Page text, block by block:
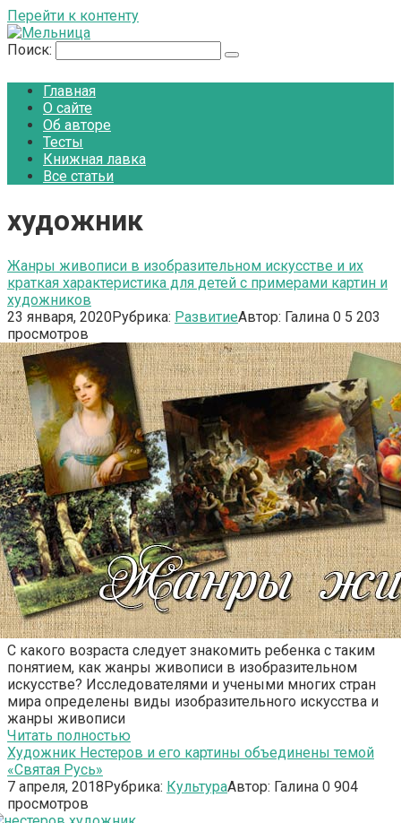
Перейти к контенту
Поиск:
Главная
О сайте
Об авторе
Тесты
Книжная лавка
Все статьи
художник
Жанры живописи в изобразительном искусстве и их
краткая характеристика для детей с примерами картин и
художников
23 января, 2020Рубрика: РазвитиеАвтор: Галина 0 5 203
просмотров
С какого возраста следует знакомить ребенка с таким
понятием, как жанры живописи в изобразительном
искусстве? Исследователями и учеными многих стран
мира определены виды изобразительного искусства и
жанры живописи
Читать полностью
Художник Нестеров и его картины объединены темой
«Святая Русь»
7 апреля, 2018Рубрика: КультураАвтор: Галина 0 904
просмотров